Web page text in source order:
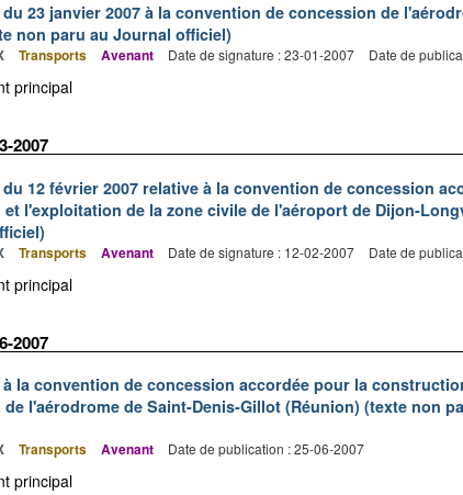
du 23 janvier 2007 à la convention de concession de
non paru au Journal officiel)
Transports Avenant Date de signature : 23-01-2007 Date de
principal
2007
du 12 février 2007 relative à la convention de concession
l'exploitation de la zone civile de l'aéroport de Dijon-
Transports Avenant Date de signature : 12-02-2007 Date de
principal
2007
à la convention de concession accordée pour la
l'aérodrome de Saint-Denis-Gillot (Réunion) (texte non
Transports Avenant Date de publication : 25-06-2007
principal